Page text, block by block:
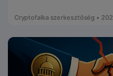
Cryptofalka szerkesztőség •